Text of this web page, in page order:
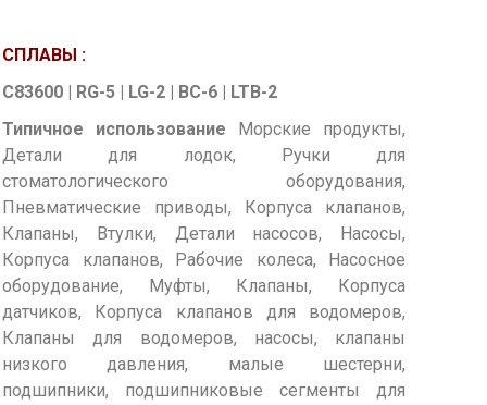
СПЛАВЫ :
C83600 | RG-5 | LG-2 | BC-6 | LTB-2
Типичное использование Морские продукты,
Детали для лодок, Ручки для
стоматологического оборудования,
Пневматические приводы, Корпуса клапанов,
Клапаны, Втулки, Детали насосов, Насосы,
Корпуса клапанов, Рабочие колеса, Насосное
оборудование, Муфты, Клапаны, Корпуса
датчиков, Корпуса клапанов для водомеров,
Клапаны для водомеров, насосы, клапаны
низкого давления, малые шестерни,
подшипники, подшипниковые сегменты для